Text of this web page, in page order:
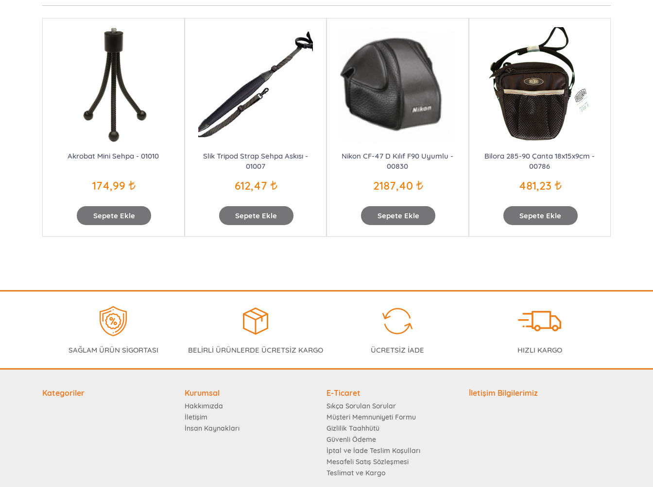
Sepete Ekle
Akrobat Mini Sehpa - 01010
174,99
Sepete Ekle
Slik Tripod Strap Sehpa Askısı -
01007
612,47
Sepete Ekle
Nikon CF-47 D Kılıf F90 Uyumlu -
00830
2187,40
Sepete Ekle
Bilora 285-90 Çanta 18x15x9cm -
00786
481,23
SAĞLAM ÜRÜN SİGORTASI BELİRLİ ÜRÜNLERDE ÜCRETSİZ KARGO ÜCRETSİZ İADE HIZLI KARGO
Kategoriler Kurumsal
Hakkımızda
İletişim
İnsan Kaynakları
E-Ticaret
Sıkça Sorulan Sorular
Müşteri Memnuniyeti Formu
Gizlilik Taahhütü
Güvenli Ödeme
İptal ve İade Teslim Koşulları
Mesafeli Satış Sözleşmesi
Teslimat ve Kargo
İletişim Bilgilerimiz